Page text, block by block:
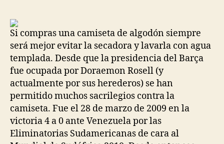
Si compras una camiseta de algodón siempre
será mejor evitar la secadora y lavarla con agua
templada. Desde que la presidencia del Barça
fue ocupada por Doraemon Rosell (y
actualmente por sus herederos) se han
permitido muchos sacrilegios contra la
camiseta. Fue el 28 de marzo de 2009 en la
victoria 4 a 0 ante Venezuela por las
Eliminatorias Sudamericanas de cara al